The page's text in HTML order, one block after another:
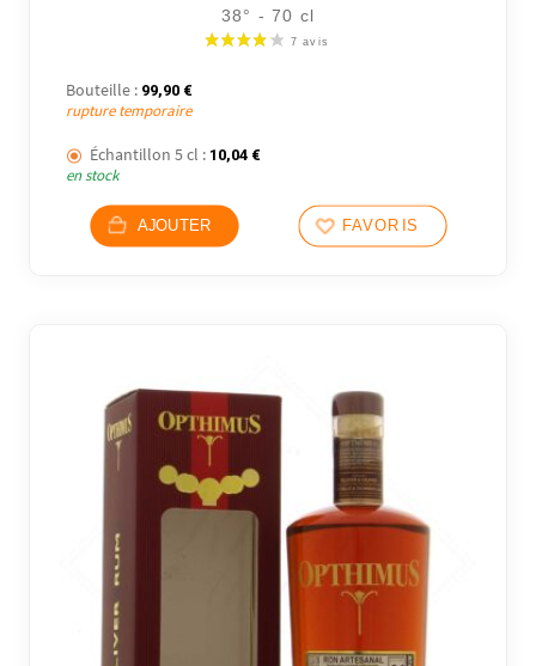
38° - 70 cl
Bouteille : 99,90 €
rupture temporaire
Échantillon 5 cl : 10,04 €
en stock
AJOUTER FAVORIS